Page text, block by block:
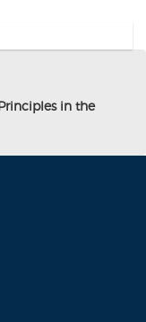
in the